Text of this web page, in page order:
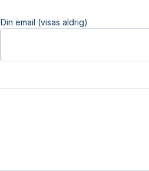
Din email (visas aldrig)